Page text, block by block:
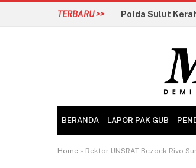
TERBARU >> Mantan Rektor
BERANDA LAPOR PAK GUB
Home » Rektor UNSRAT Bezoek Rivo